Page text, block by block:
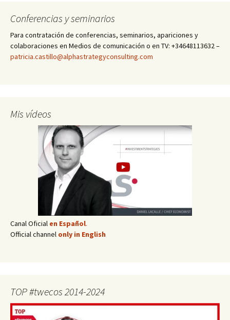
Conferencias y seminarios
Para contratación de conferencias, seminarios, apariciones y
colaboraciones en Medios de comunicación o en TV: +34648113632 –
patricia.castillo@alphastrategyconsulting.com
Mis vídeos
Canal Oficial en Español.
Official channel only in English
TOP #twecos 2014-2024